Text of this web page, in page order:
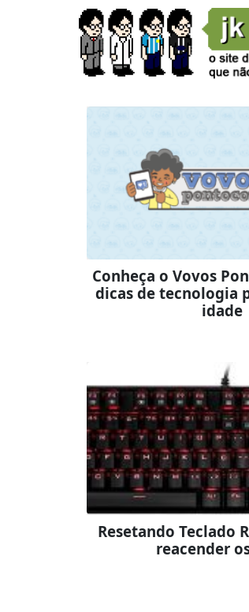
Conheça o Vovos
dicas de tecnologia
idade
Resetando Teclado
reacender